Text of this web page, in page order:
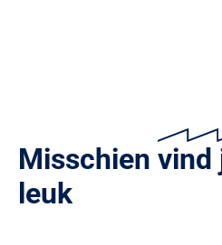
Misschien vind
leuk